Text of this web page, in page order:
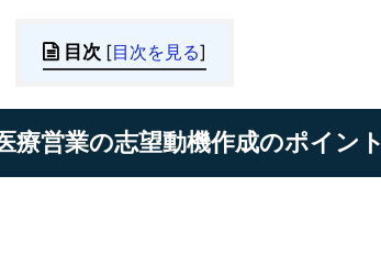
目次 [目次を見る]
療営業の志望動機作成のポイント